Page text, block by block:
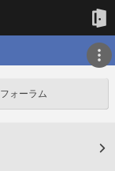
フォーラム